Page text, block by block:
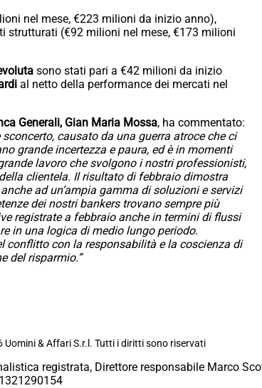
nel mese, €223 milioni da inizio anno),
strutturati (€92 milioni nel mese, €173 milioni
sono stati pari a €42 milioni da inizio
al netto della performance dei mercati nel
Generali, Gian Maria Mossa, ha commentato:
causato da una guerra atroce che ci
grande incertezza e paura, ed è in momenti
lavoro che svolgono i nostri professionisti,
clientela. Il risultato di febbraio dimostra
ad un’ampia gamma di soluzioni e servizi
dei nostri bankers trovano sempre più
registrate a febbraio anche in termini di flussi
in una logica di medio lungo periodo.
conflitto con la responsabilità e la coscienza di
del risparmio.”
& Affari S.r.l. Tutti i diritti sono riservati
registrata, Direttore responsabile Marco